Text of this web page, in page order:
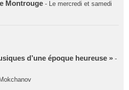
Montrouge - Le mercredi et samedi
d’une époque heureuse »-